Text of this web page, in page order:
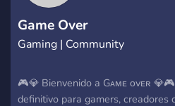
Game Over
Gaming | Community
🎮💎 Bienvenido a Gᴀᴍᴇ ᴏvᴇʀ
definitivo para gamers, creadores